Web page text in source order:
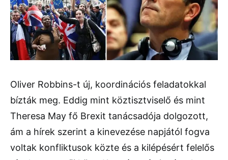
Oliver Robbins-t új, koordinációs feladatokkal
bízták meg. Eddig mint köztisztviselő és mint
Theresa May fő Brexit tanácsadója dolgozott,
ám a hírek szerint a kinevezése napjától fogva
voltak konfliktusok közte és a kilépésért felelős